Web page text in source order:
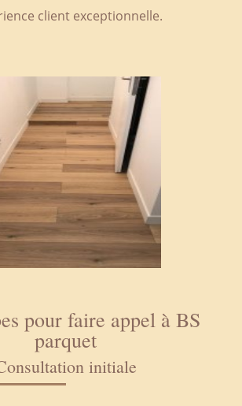
client exceptionnelle.
pour faire appel à BS
parquet
initiale